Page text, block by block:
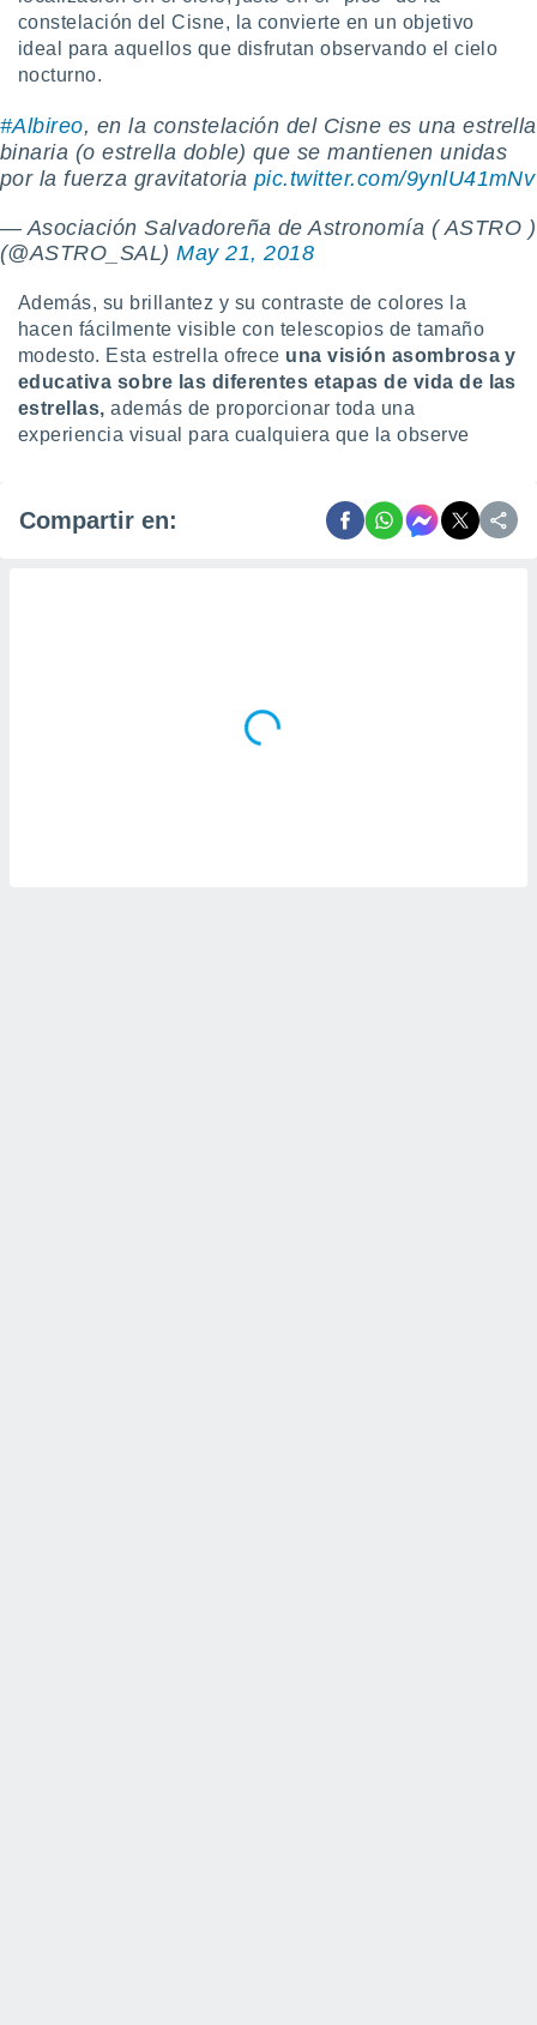
constelación del Cisne, la convierte en un objetivo
ideal para aquellos que disfrutan observando el cielo
nocturno.
#Albireo, en la constelación del Cisne es una estrella
binaria (o estrella doble) que se mantienen unidas
por la fuerza gravitatoria pic.twitter.com/9ynlU41mNv
— Asociación Salvadoreña de Astronomía ( ASTRO )
(@ASTRO_SAL)May 21, 2018
Además, su brillantez y su contraste de colores la
hacen fácilmente visible con telescopios de tamaño
modesto. Esta estrella ofrece una visión asombrosa y
educativa sobre las diferentes etapas de vida de las
estrellas, además de proporcionar toda una
experiencia visual para cualquiera que la observe
Compartir en: